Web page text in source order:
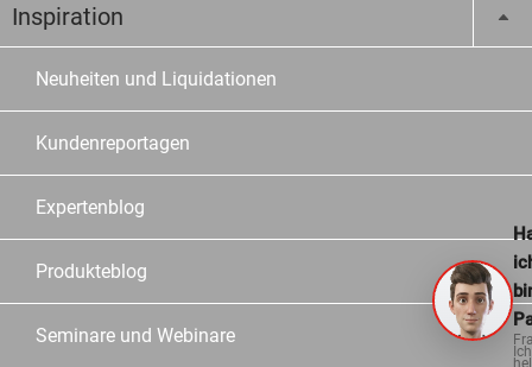
Inspiration
Neuheiten und Liquidationen
Kundenreportagen
Expertenblog
Produkteblog
Seminare und Webinare
Ich